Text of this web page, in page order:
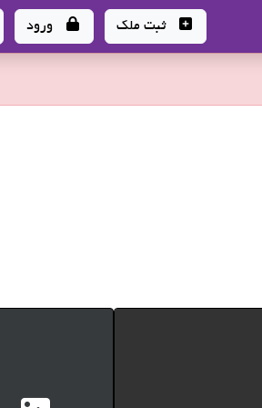
ثبت ملک ورود